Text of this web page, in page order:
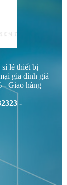
lẻ thiết bị
gia đình giá
Giao hàng
-